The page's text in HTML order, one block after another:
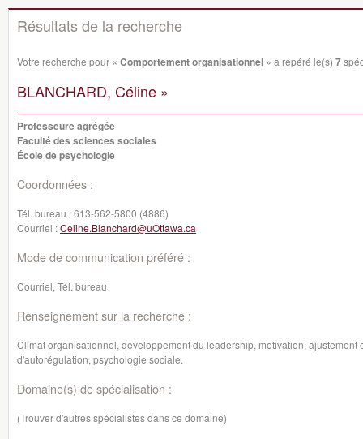
Résultats de la recherche
Votre recherche pour « Comportement organisationnel » a repéré le(s) 7
BLANCHARD, Céline »
Professeure agrégée
Faculté des sciences sociales
École de psychologie
Coordonnées :
Tél. bureau :613-562-5800 (4886)
Courriel :Celine.Blanchard@uOttawa.ca
Mode de communication préféré :
Courriel, Tél. bureau
Renseignement sur la recherche :
Climat organisationnel, développement du leadership, motivation,
d'autorégulation, psychologie sociale.
Domaine(s) de spécialisation :
(Trouver d'autres spécialistes dans ce domaine)